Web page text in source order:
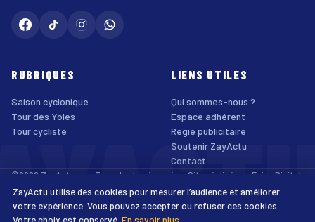
RUBRIQUES
Saison cyclonique
Tour des Yoles
Tour cycliste
LIENS UTILES
Qui sommes-nous ?
Espace adhérent
Régie publicitaire
Soutenir ZayActu
Contact
©2026 ZayActu.org. Tous droits réservés. · Site réalisé par Enjoy Digital
Agency
Mentions légales
Confidentialité Cookies Accessibilité
ZayActu utilise des cookies pour mesurer l’audience et améliorer
votre expérience. Vous pouvez accepter ou refuser ces cookies.
Votre choix est conservé. En savoir plus